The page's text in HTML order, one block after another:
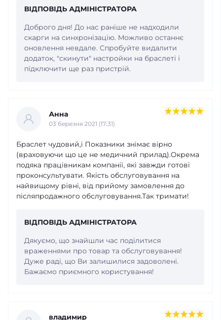
ВІДПОВІДЬ АДМІНІСТРАТОРА
Доброго дня! До нас раніше не надходили
скарги на синхронізацію. Можливо останнє
оновлення невдале. Спробуйте видалити
додаток, "скинути" настройки на браслеті і
підключити ще раз пристрій.
Анна
03 березня 2021 (17:31)
Браслет чудовий,і Показники знімає вірно
(враховуючи що це не медичний прилад).Окрема
подяка працівникам компанії, які завжди готові
проконсультувати. Якість обслуговування на
найвищому рівні, від прийому замовлення до
післяпродажного обслуговування.Так тримати!
ВІДПОВІДЬ АДМІНІСТРАТОРА
Дякуємо, що знайшли час поділитися
враженнями про товар та обслуговування!
Дуже раді, що Ви залишилися задоволені.
Бажаємо приємного користування!
владимир